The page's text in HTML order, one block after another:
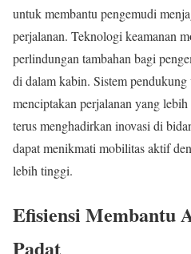
untuk membantu pengemudi
perjalanan. Teknologi keamanan
perlindungan tambahan bagi
di dalam kabin. Sistem pendukung
menciptakan perjalanan yang
terus menghadirkan inovasi di
dapat menikmati mobilitas aktif
lebih tinggi.
Efisiensi Membantu
Padat